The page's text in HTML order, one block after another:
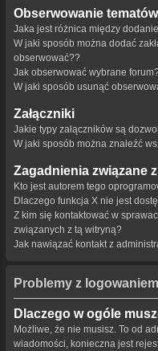
Obserwowanie
Jaka jest różnica między
W jaki sposób można dodać
obserwować??
Jak obserwować wybrane
W jaki sposób usunąć
Załączniki
Jakie typy załączników są
W jaki sposób można znaleźć
Zagadnienia związane
Kto jest autorem tego
Dlaczego funkcja X nie jest
Z kim się kontaktować w
związanych z tą witryną?
Jak nawiązać kontakt z
Problemy z
Dlaczego w ogóle
Możliwe, że nie musisz. To od
wiadomości, konieczna jest